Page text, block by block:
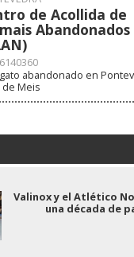
de Acollida de
Abandonados
abandonado en
de Meis
Valinox y el Atlético
una década de